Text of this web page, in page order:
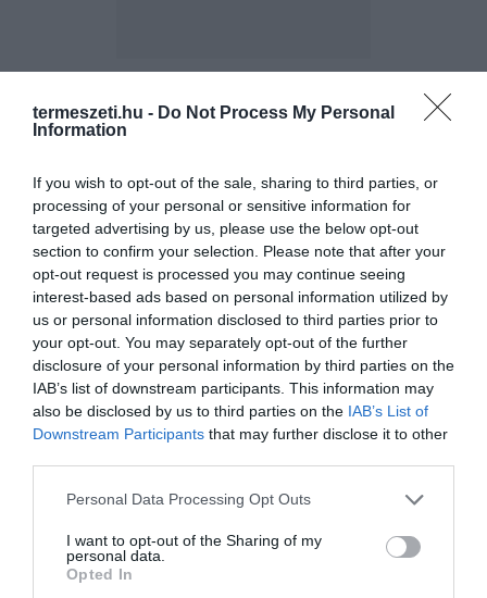
termeszeti.hu - Do Not Process My Personal
Information
If you wish to opt-out of the sale, sharing to third parties, or
processing of your personal or sensitive information for
targeted advertising by us, please use the below opt-out
section to confirm your selection. Please note that after your
opt-out request is processed you may continue seeing
interest-based ads based on personal information utilized by
us or personal information disclosed to third parties prior to
your opt-out. You may separately opt-out of the further
disclosure of your personal information by third parties on the
IAB’s list of downstream participants. This information may
also be disclosed by us to third parties on the IAB’s List of
Downstream Participants that may further disclose it to other
Please note that this website/app uses one or more Google
not limited to your visit or usage behaviour. You may click to
grant or deny consent to Google and its third-party tags to
use your data for below specified purposes in below Google
Personal Data Processing Opt Outs
I want to opt-out of the Sharing of my
personal data.
Opted In
ELŐZŐ CIKK
OLTALMAT KAPOTT
KÖVETKEZŐ CIKK
ITT A KRUMPLITEJ: A LEGÚJABB NÖVÉNYI TEJ FENNTARTHATÓ,
OLCSÓ ÉS FINOM
HASONLÓ ÉRDEKESSÉGEK